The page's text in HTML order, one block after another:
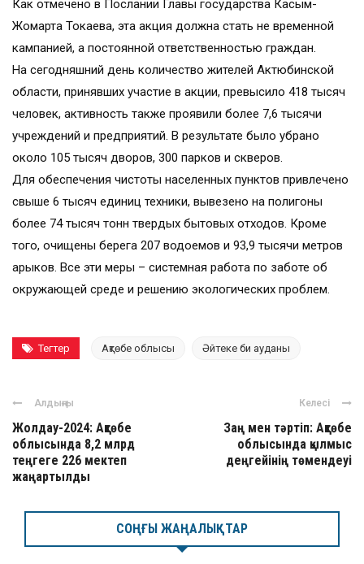
Как отмечено в Послании Главы государства Касым-
Жомарта Токаева, эта акция должна стать не временной
кампанией, а постоянной ответственностью граждан.
На сегодняшний день количество жителей Актюбинской
области, принявших участие в акции, превысило 418 тысяч
человек, активность также проявили более 7,6 тысячи
учреждений и предприятий. В результате было убрано
около 105 тысяч дворов, 300 парков и скверов.
Для обеспечения чистоты населенных пунктов привлечено
свыше 6 тысяч единиц техники, вывезено на полигоны
более 74 тысяч тонн твердых бытовых отходов. Кроме
того, очищены берега 207 водоемов и 93,9 тысячи метров
арыков. Все эти меры – системная работа по заботе об
окружающей среде и решению экологических проблем.
Тегтер Ақтөбе облысы Әйтеке би ауданы
Алдыңғы
Жолдау-2024: Ақтөбе
облысында 8,2 млрд
теңгеге 226 мектеп
жаңартылды
Келесі
Заң мен тәртіп: Ақтөбе
облысында қылмыс
деңгейінің төмендеуі
СОҢҒЫ ЖАҢАЛЫҚТАР